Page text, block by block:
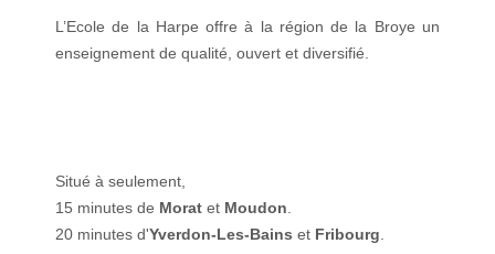
L’Ecole de la Harpe offre à la région de la Broye un
enseignement de qualité, ouvert et diversifié.
Situé à seulement,
15 minutes de Morat et Moudon
20 minutes d'Yverdon-Les-Bains et Fribourg